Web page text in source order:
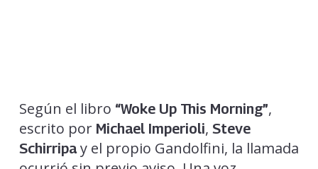
Según el libro “Woke Up This Morning”,
escrito por Michael Imperioli, Steve
Schirripay el propio Gandolfini, la llamada